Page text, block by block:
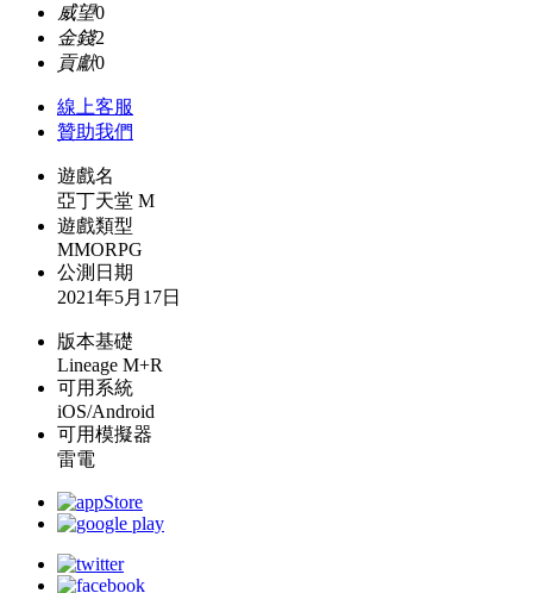
威望0
金錢2
貢獻0
線上客服
贊助我們
遊戲名
亞丁天堂 M
遊戲類型
MMORPG
公測日期
2021年5月17日
版本基礎
Lineage M+R
可用系統
iOS/Android
可用模擬器
雷電